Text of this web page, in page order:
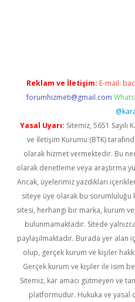
Reklam ve İletişim: E-mail:
forumhizmeti@gmail.com
Yasal Uyarı: Sitemiz, 5651
ve İletişim Kurumu (BTK)
olarak hizmet vermektedir. Bu
olarak denetleme veya araştırma
Ancak, üyelerimiz yazdıkları
siteye üye olarak bu sorumluluğu
sitesi, herhangi bir marka, kurum
bulunmamaktadır. Sitede
paylaşılmaktadır. Burada yer alan
olup, gerçek kurum ve kişiler
Gerçek kurum ve kişiler ile isim
Sitemiz, kar amacı gütmeyen ve
platformudur. Hukuka ve yasal